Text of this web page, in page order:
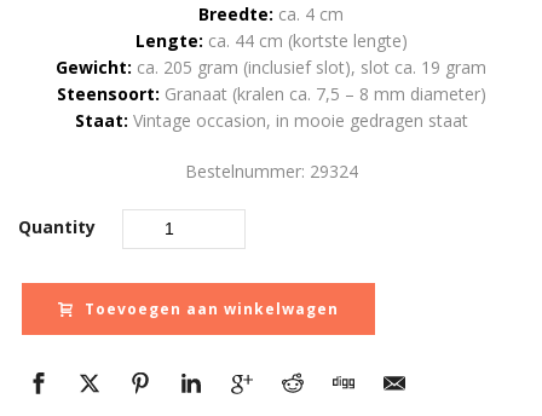
Breedte: ca. 4 cm
Lengte: ca. 44 cm (kortste lengte)
Gewicht: ca. 205 gram (inclusief slot), slot ca. 19 gram
Steensoort: Granaat (kralen ca. 7,5 – 8 mm diameter)
Staat: Vintage occasion, in mooie gedragen staat
Bestelnummer: 29324
Quantity
Toevoegen aan winkelwagen